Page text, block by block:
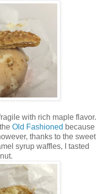
with rich maple flavor.
Old Fashioned because
thanks to the sweet
syrup waffles, I tasted